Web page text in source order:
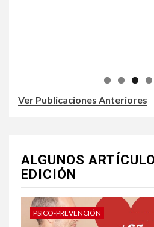
Ver Publicaciones Anteriores
ALGUNOS
EDICIÓN
PSICO-PREVENCIÓN